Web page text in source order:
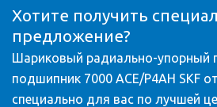
Хотите получить
предложение?
Шариковый радиально-упорный
подшипник 7000 ACE/P4AH SKF
специально для вас по лучшей